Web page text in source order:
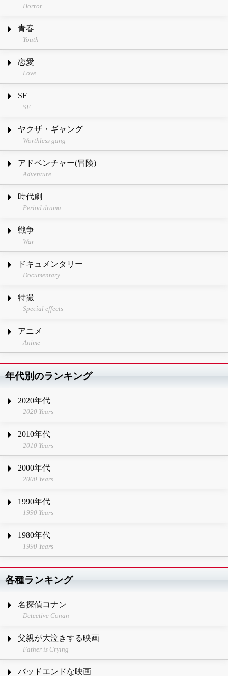
Horror
青春
Youth
恋愛
Love
SF
SF
ヤクザ・ギャング
Worthless gang
アドベンチャー(冒険)
Adventure
時代劇
Period drama
戦争
War
ドキュメンタリー
Documentary
特撮
Special effects
アニメ
Anime
年代別のランキング
2020年代
2020 Years
2010年代
2010 Years
2000年代
2000 Years
1990年代
1990 Years
1980年代
1990 Years
各種ランキング
名探偵コナン
Detective Conan
父親が大泣きする映画
Father is Crying
バッドエンドな映画